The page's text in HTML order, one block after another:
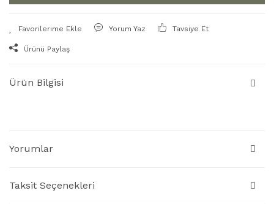
Yorum Yaz Tavsiye Et
Ürünü Paylaş
Ürün Bilgisi
Yorumlar
Taksit Seçenekleri